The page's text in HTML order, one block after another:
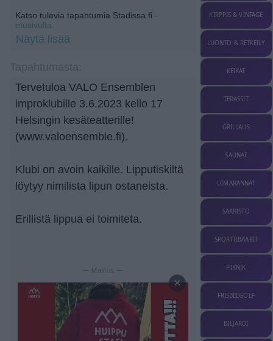
Katso tulevia tapahtumia Stadissa.fi -
etusivulta.
Näytä lisää
Tervetuloa VALO Ensemblen
improklubille 3.6.2023 kello 17
Helsingin kesäteatterille!
(www.valoensemble.fi).
Klubi on avoin kaikille. Lipputiskiltä
löytyy nimilista lipun ostaneista.
Erillistä lippua ei toimiteta.
— Mainos —
×
KIRPPIS & VINTAGE
LUONTO & RETKEILY
KEIKAT
TERASSIT
GRILLAUS
SAUNAT
UIMARANNAT
SAARISTO
SPORTTIBAARIT
PIKNIK
FRISBEEGOLF
BILJARDI